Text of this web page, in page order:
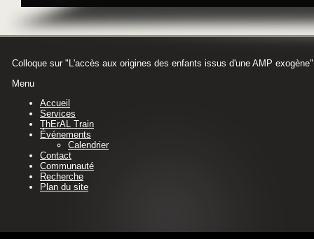
Colloque sur "L'accès aux origines des enfants issus d'une AMP
Menu
Accueil
Services
ThErAL Train
Événements
Calendrier
Contact
Communauté
Recherche
Plan du site